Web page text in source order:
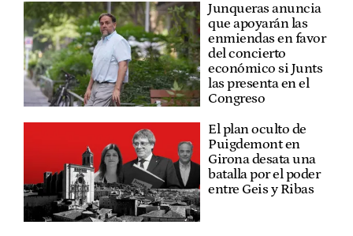
Junqueras anuncia
que apoyarán las
enmiendas en favor
del concierto
económico si Junts
las presenta en el
Congreso
El plan oculto de
Puigdemont en
Girona desata una
batalla por el poder
entre Geis y Ribas